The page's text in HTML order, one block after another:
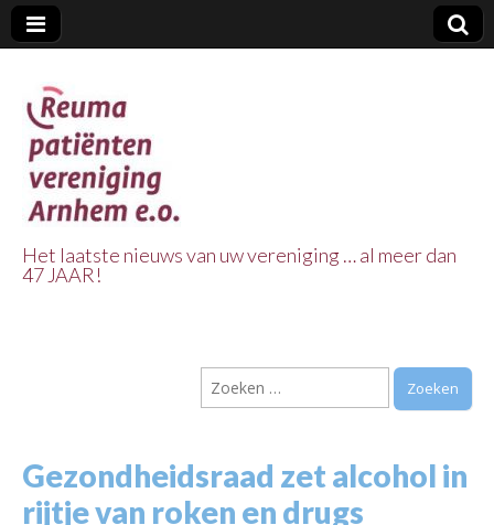
Vereniging
Arnhem e.o.
Het laatste nieuws van uw vereniging … al meer dan
47 JAAR!
Zoeken
naar:
Gezondheidsraad zet alcohol in
rijtje van roken en drugs